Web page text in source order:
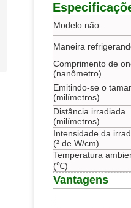
Modelo não.
Maneira
Comprimento de
(nanômetro)
Emitindo-se o
(milímetros)
Distância irradiada
(milímetros)
Intensidade da
(² de W/cm)
Temperatura
(℃)
Vantagens